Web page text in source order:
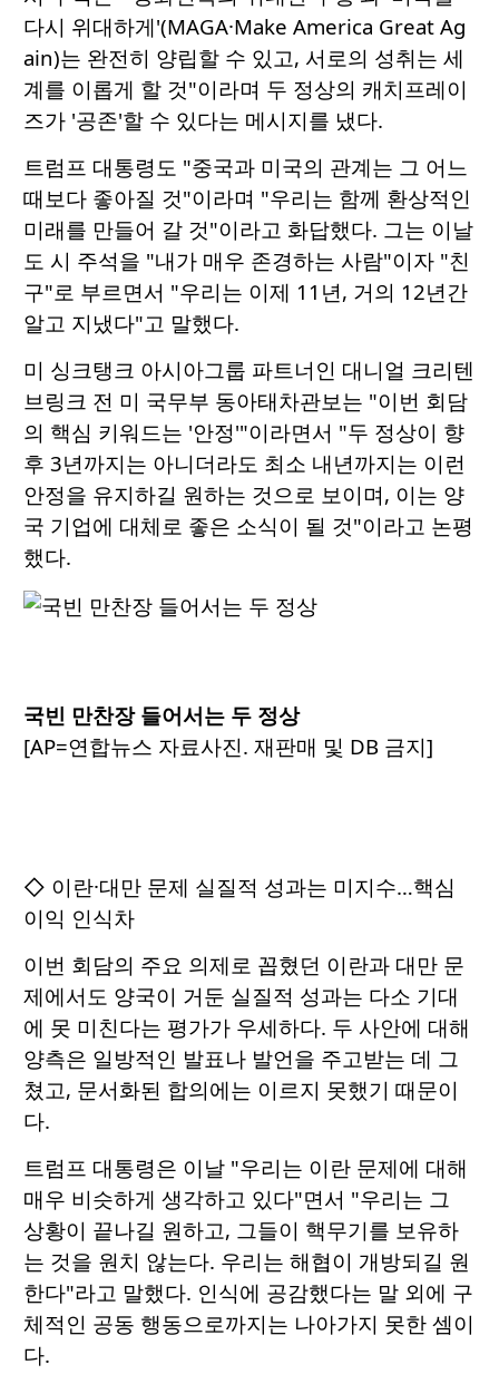
다시 위대하게'(MAGA·Make America Great Ag
ain)는 완전히 양립할 수 있고, 서로의 성취는 세
계를 이롭게 할 것"이라며 두 정상의 캐치프레이
즈가 '공존'할 수 있다는 메시지를 냈다.
트럼프 대통령도 "중국과 미국의 관계는 그 어느
때보다 좋아질 것"이라며 "우리는 함께 환상적인
미래를 만들어 갈 것"이라고 화답했다. 그는 이날
도 시 주석을 "내가 매우 존경하는 사람"이자 "친
구"로 부르면서 "우리는 이제 11년, 거의 12년간
알고 지냈다"고 말했다.
미 싱크탱크 아시아그룹 파트너인 대니얼 크리텐
브링크 전 미 국무부 동아태차관보는 "이번 회담
의 핵심 키워드는 '안정'"이라면서 "두 정상이 향
후 3년까지는 아니더라도 최소 내년까지는 이런
안정을 유지하길 원하는 것으로 보이며, 이는 양
국 기업에 대체로 좋은 소식이 될 것"이라고 논평
했다.
국빈 만찬장 들어서는 두 정상
[AP=연합뉴스 자료사진. 재판매 및 DB 금지]
◇ 이란·대만 문제 실질적 성과는 미지수…핵심
이익 인식차
이번 회담의 주요 의제로 꼽혔던 이란과 대만 문
제에서도 양국이 거둔 실질적 성과는 다소 기대
에 못 미친다는 평가가 우세하다. 두 사안에 대해
양측은 일방적인 발표나 발언을 주고받는 데 그
쳤고, 문서화된 합의에는 이르지 못했기 때문이
다.
트럼프 대통령은 이날 "우리는 이란 문제에 대해
매우 비슷하게 생각하고 있다"면서 "우리는 그
상황이 끝나길 원하고, 그들이 핵무기를 보유하
는 것을 원치 않는다. 우리는 해협이 개방되길 원
한다"라고 말했다. 인식에 공감했다는 말 외에 구
체적인 공동 행동으로까지는 나아가지 못한 셈이
다.